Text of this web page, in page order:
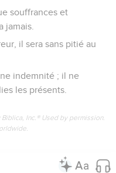
souffrances et
jamais.
il sera sans pitié au
indemnité ; il ne
les présents.
Inc.® Used by permission.